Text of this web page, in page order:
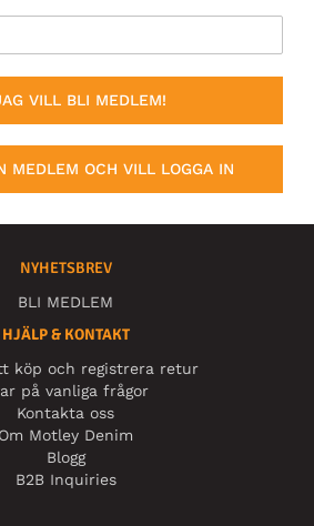
VILL BLI MEDLEM!
MEDLEM OCH VILL LOGGA IN
NYHETSBREV
BLI MEDLEM
HJÄLP & KONTAKT
köp och registrera retur
på vanliga frågor
Kontakta oss
Om Motley Denim
Blogg
B2B Inquiries